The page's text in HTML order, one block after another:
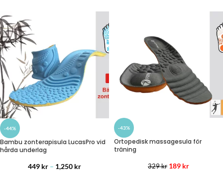
-44%
Bambu zonterapisula LucasPro vid
hårda underlag
449 kr – 1,250 kr
-43%
Ortopedisk massagesula för
träning
329kr 189 kr